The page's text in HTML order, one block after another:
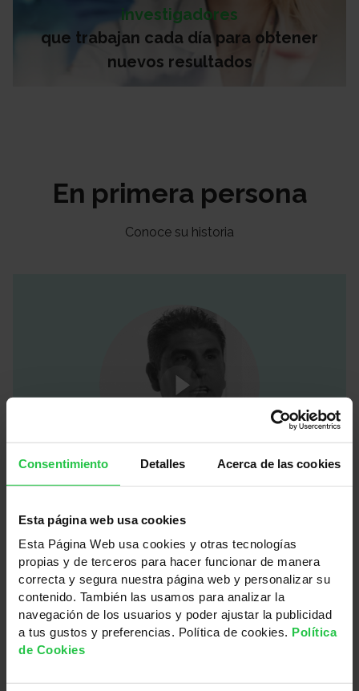
Consentimiento Detalles Acerca de las cookies
Esta página web usa cookies
Esta Página Web usa cookies y otras tecnologías
propias y de terceros para hacer funcionar de manera
correcta y segura nuestra página web y personalizar su
contenido. También las usamos para analizar la
navegación de los usuarios y poder ajustar la publicidad
a tus gustos y preferencias. Política de cookies. Política
de Cookies
investigadores
que trabajan cada día para obtener
nuevos resultados
En primera persona
Conoce su historia
socio de la
#AsociaciónEspañolaContraElCáncer y hoy
nos cuenta por qué decidió hacerse socio y
colaborar. ¿Te animas a escucharle?
VER VIDEO